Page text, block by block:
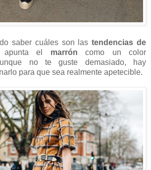
saber cuáles son lastendencias de
el marrón como un color
no te guste demasiado, hay
para que sea realmente apetecible.